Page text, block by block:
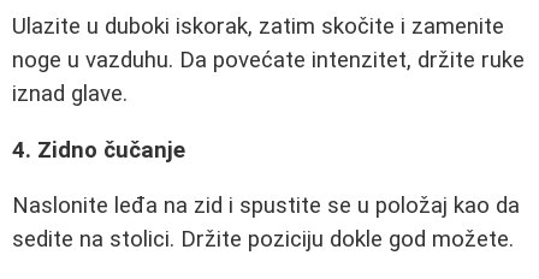
Ulazite u duboki iskorak, zatim skočite i zamenite
noge u vazduhu. Da povećate intenzitet, držite ruke
iznad glave.
4. Zidno čučanje
Naslonite leđa na zid i spustite se u položaj kao da
sedite na stolici. Držite poziciju dokle god možete.